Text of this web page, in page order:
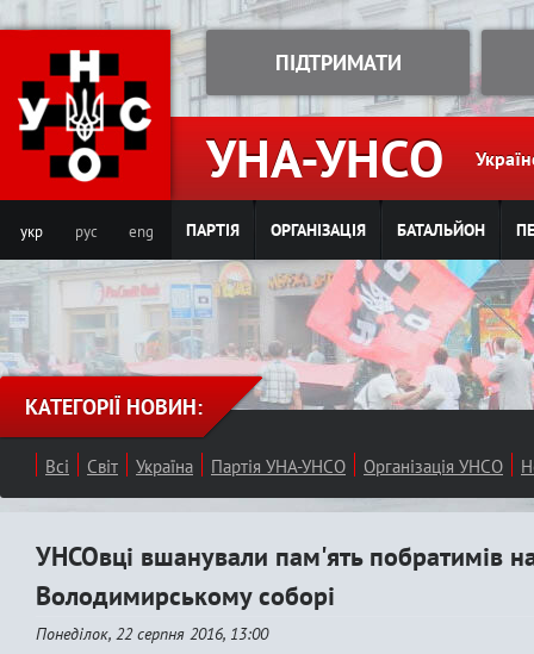
Jump to navigation
УНА-УНСО
ПІДТРИМАТИ
укр рус eng ПАРТІЯ ОРГАНІЗАЦІЯ БАТАЛЬЙОН
КАТЕГОРІЇ НОВИН:
Всі Світ Україна Партія УНА-УНСО Організація УНСО
УНСОвці вшанували пам'ять побратимів
Володимирському соборі
Понеділок, 22 серпня 2016, 13:00